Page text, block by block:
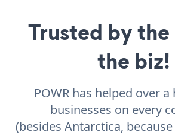
Trusted by
the biz!
POWR has helped over
businesses on every
(besides Antarctica,